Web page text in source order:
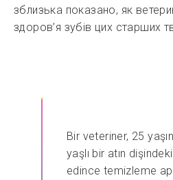
зблизька показано, як
здоров’я зубів цих старших
Bir veteriner, 25
yaşlı bir atın
edince temizleme